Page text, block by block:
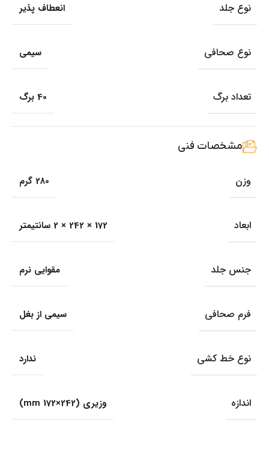
نوع جلد انعطاف پذیر
نوع صحافی سیمی
تعداد برگ 40 برگ
مشخصات فنی
وزن 280 گرم
ابعاد 172 × 242 × 2 سانتیمتر
جنس جلد مقوایی نرم
فرم صحافی سیمی از بغل
نوع خط کشی ندارد
اندازه وزیری (242×172 mm)